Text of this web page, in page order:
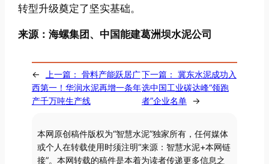
转型升级奠定了坚实基础。
来源：海螺集团、中国能建葛洲坝水泥公司
← 上一篇： 骨料产能跃居广
西第一！华润水泥再增一条年
产千万吨生产线
下一篇： 冀东水泥成功入
选中国工业碳达峰“领跑
者”企业名单 →
本网原创稿件版权为“智慧水泥”独家所有，任何媒体
或个人在转载使用时须注明“来源：智慧水泥+本网链
接”。本网转载的稿件是本着为读者传递更多信息之